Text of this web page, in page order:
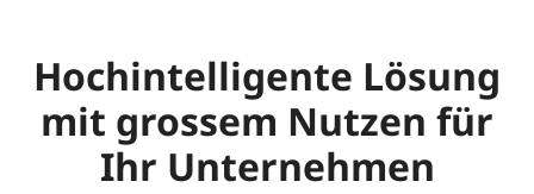
Hochintelligente Lösung
mit grossem Nutzen für
Ihr Unternehmen